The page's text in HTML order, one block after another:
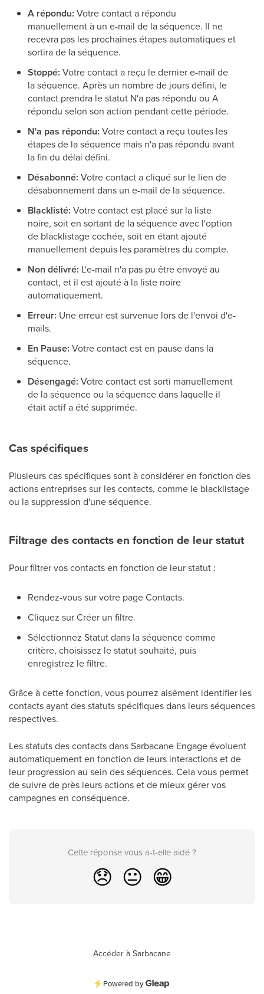
A répondu: Votre contact a répondu
manuellement à un e-mail de la séquence. Il ne
recevra pas les prochaines étapes automatiques et
sortira de la séquence.
Stoppé: Votre contact a reçu le dernier e-mail de
la séquence. Après un nombre de jours défini, le
contact prendra le statut N'a pas répondu ou A
répondu selon son action pendant cette période.
N'a pas répondu: Votre contact a reçu toutes les
étapes de la séquence mais n'a pas répondu avant
la fin du délai défini.
Désabonné: Votre contact a cliqué sur le lien de
désabonnement dans un e-mail de la séquence.
Blacklisté: Votre contact est placé sur la liste
noire, soit en sortant de la séquence avec l'option
de blacklistage cochée, soit en étant ajouté
manuellement depuis les paramètres du compte.
Non délivré: L'e-mail n'a pas pu être envoyé au
contact, et il est ajouté à la liste noire
automatiquement.
Erreur: Une erreur est survenue lors de l'envoi d'e-
mails.
En Pause: Votre contact est en pause dans la
séquence.
Désengagé: Votre contact est sorti manuellement
de la séquence ou la séquence dans laquelle il
était actif a été supprimée.
Cas spécifiques
Plusieurs cas spécifiques sont à considérer en fonction des
actions entreprises sur les contacts, comme le blacklistage
ou la suppression d'une séquence.
Filtrage des contacts en fonction de leur statut
Pour filtrer vos contacts en fonction de leur statut :
Rendez-vous sur votre page Contacts.
Cliquez sur Créer un filtre.
Sélectionnez Statut dans la séquence comme
critère, choisissez le statut souhaité, puis
enregistrez le filtre.
Grâce à cette fonction, vous pourrez aisément identifier les
contacts ayant des statuts spécifiques dans leurs séquences
respectives.
Les statuts des contacts dans Sarbacane Engage évoluent
automatiquement en fonction de leurs interactions et de
leur progression au sein des séquences. Cela vous permet
de suivre de près leurs actions et de mieux gérer vos
campagnes en conséquence.
Cette réponse vous a-t-elle aidé ?
😞 😐 😁
Accéder à Sarbacane
Powered by